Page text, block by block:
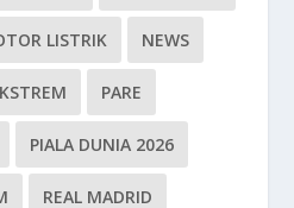
LISTRIK NEWS
PARE
PIALA DUNIA 2026
REAL MADRID